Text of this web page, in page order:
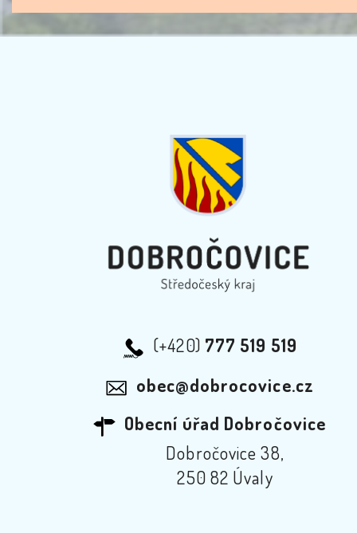
(+420) 777 519 519
obec@dobrocovice.cz
Obecní úřad Dobročovice
Dobročovice 38,
250 82 Úvaly